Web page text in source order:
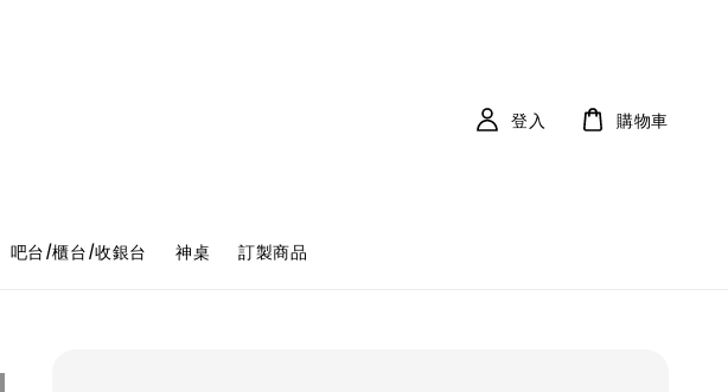
吧台/櫃台/收銀台 神桌 訂製商品
登入 購物車